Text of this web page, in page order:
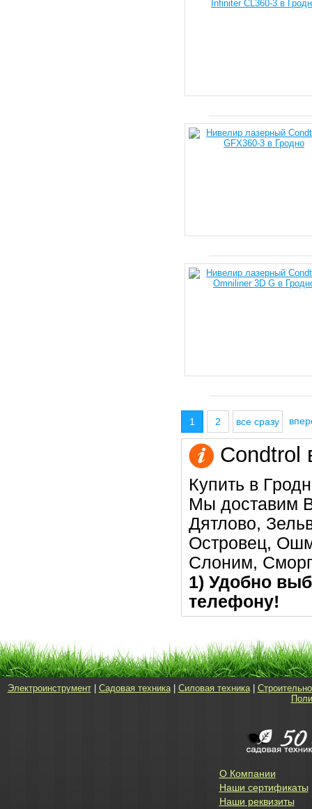
1 2 все сразу
Condtrol
Купить в
Мы доставим
Дятлово,
Островец,
Слоним,
1) Удобно
телефону!
Электроинструмент| Садовая техника| Силовая техника|
О Компании
Наши сертификаты
Наши реквизиты